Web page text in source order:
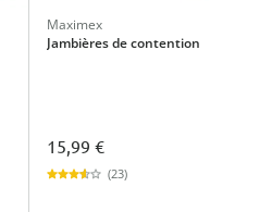
Maximex
Jambières de contention
15,99 €
(23)